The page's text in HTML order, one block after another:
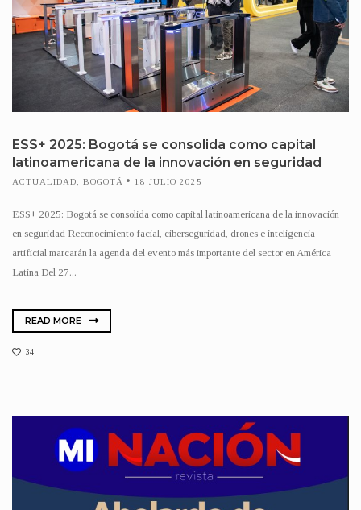
ESS+ 2025: Bogotá se consolida como capital
latinoamericana de la innovación en seguridad
ACTUALIDAD, BOGOTÁ 18 JULIO 2025
ESS+ 2025: Bogotá se consolida como capital latinoamericana de la innovación
en seguridad Reconocimiento facial, ciberseguridad, drones e inteligencia
artificial marcarán la agenda del evento más importante del sector en América
Latina Del 27...
READ MORE
34